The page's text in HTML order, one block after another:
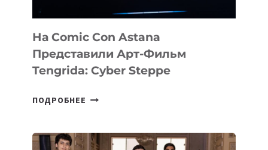
ИНДУСТРИИ
На Comic Con Astana
Представили Арт-Фильм
Tengrida: Cyber Steppe
ПОДРОБНЕЕ
ASTANA